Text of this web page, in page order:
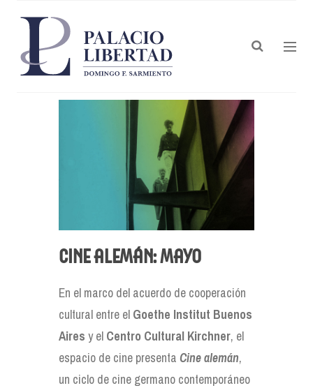
Cine alemán: mayo
En el marco del acuerdo de cooperación
cultural entre el Goethe Institut Buenos
Aires y el Centro Cultural Kirchner, el
espacio de cine presenta Cine alemán,
un ciclo de cine germano contemporáneo